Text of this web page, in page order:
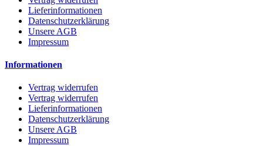
Lieferinformationen
Datenschutzerklärung
Unsere AGB
Impressum
Informationen
Vertrag widerrufen
Vertrag widerrufen
Lieferinformationen
Datenschutzerklärung
Unsere AGB
Impressum